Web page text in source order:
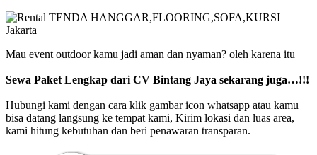
Mau event outdoor kamu jadi aman dan nyaman? oleh karena itu
Sewa Paket Lengkap dari CV Bintang Jaya sekarang juga…!!!
Hubungi kami dengan cara klik gambar icon whatsapp atau kamu
bisa datang langsung ke tempat kami, Kirim lokasi dan luas area,
kami hitung kebutuhan dan beri penawaran transparan.